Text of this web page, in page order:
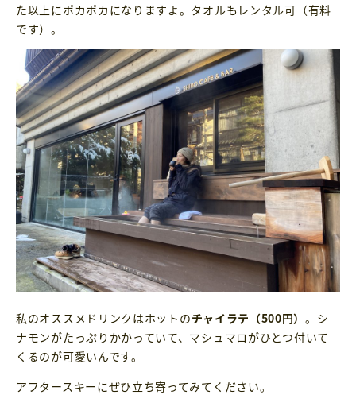
た以上にポカポカになりますよ。タオルもレンタル可（有料
です）。
私のオススメドリンクはホットのチャイラテ（500円）。シ
ナモンがたっぷりかかっていて、マシュマロがひとつ付いて
くるのが可愛いんです。
アフタースキーにぜひ立ち寄ってみてください。